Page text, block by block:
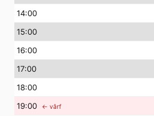
14:00
15:00
16:00
17:00
18:00
19:00 ← vârf